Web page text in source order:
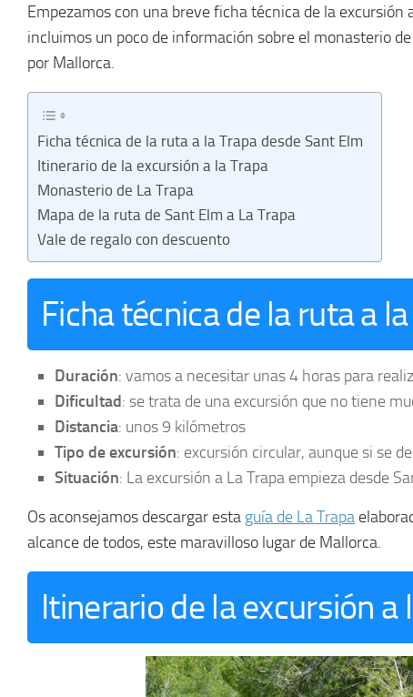
Empezamos con una breve ficha técnica de la
incluimos un poco de información sobre el monasterio de
por Mallorca.
Ficha técnica de la ruta a la Trapa desde Sant Elm
Itinerario de la excursión a la Trapa
Monasterio de La Trapa
Mapa de la ruta de Sant Elm a La Trapa
Vale de regalo con descuento
Ficha técnica de la ruta a
Duración: vamos a necesitar unas 4 horas para
Dificultad: se trata de una excursión que no tiene
Distancia: unos 9 kilómetros
Tipo de excursión: excursión circular, aunque si se
Situación: La excursión a La Trapa empieza desde
Os aconsejamos descargar esta guía de La Trapa
alcance de todos, este maravilloso lugar de Mallorca.
Itinerario de la excursión a